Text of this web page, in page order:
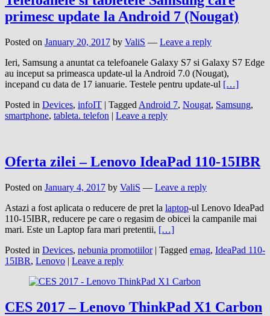
primesc update la Android 7 (Nougat)
Posted on January 20, 2017 by ValiS — Leave a reply
Ieri, Samsung a anuntat ca telefoanele Galaxy S7 si Galaxy S7 Edge
au inceput sa primeasca update-ul la Android 7.0 (Nougat),
incepand cu data de 17 ianuarie. Testele pentru update-ul […]
Posted in Devices, infoIT | Tagged Android 7, Nougat, Samsung,
smartphone, tableta. telefon | Leave a reply
Oferta zilei – Lenovo IdeaPad 110-15IBR
Posted on January 4, 2017 by ValiS — Leave a reply
Astazi a fost aplicata o reducere de pret la laptop-ul Lenovo IdeaPad
110-15IBR, reducere pe care o regasim de obicei la campanile mai
mari. Este un Laptop fara mari pretentii, […]
Posted in Devices, nebunia promotiilor | Tagged emag, IdeaPad 110-
15IBR, Lenovo | Leave a reply
CES 2017 – Lenovo ThinkPad X1 Carbon